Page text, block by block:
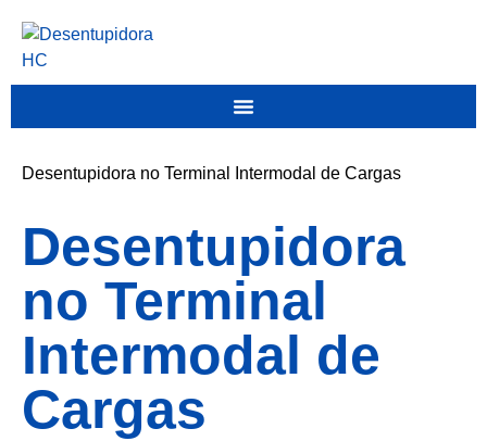
Desentupidora no Terminal Intermodal de Cargas
Desentupidora
no Terminal
Intermodal de
Cargas